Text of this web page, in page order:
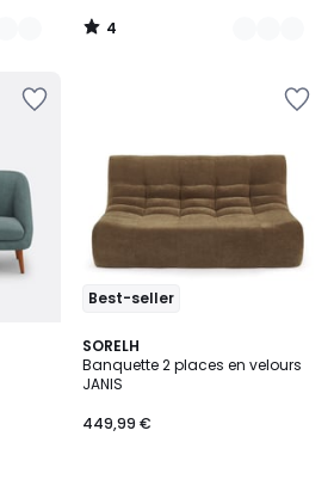
4
/
Best-seller
SORELH
Banquette 2 places en velours
JANIS
449,99 €
5
Couleurs